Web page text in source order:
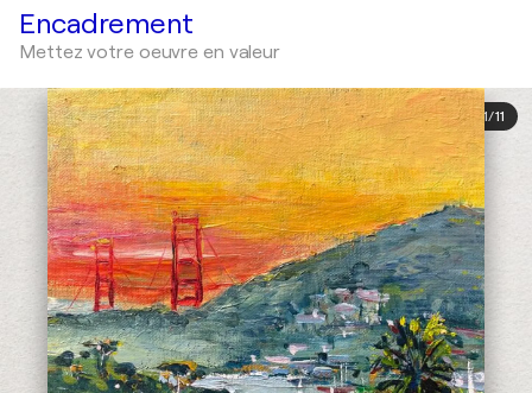
Encadrement
Mettez votre oeuvre en valeur
1/11